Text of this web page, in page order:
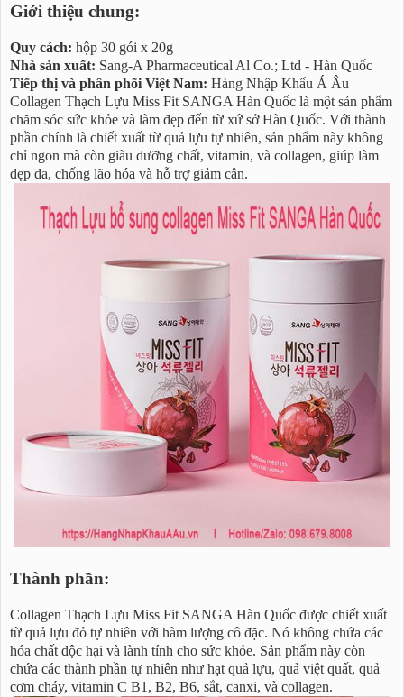
Giới thiệu chung:
Quy cách: hộp 30 gói x 20g
Nhà sản xuất: Sang-A Pharmaceutical Al Co.; Ltd - Hàn Quốc
Tiếp thị và phân phối Việt Nam: Hàng Nhập Khẩu Á Âu
Collagen Thạch Lựu Miss Fit SANGA Hàn Quốc là một sản phẩm
chăm sóc sức khỏe và làm đẹp đến từ xứ sở Hàn Quốc. Với thành
phần chính là chiết xuất từ quả lựu tự nhiên, sản phẩm này không
chỉ ngon mà còn giàu dưỡng chất, vitamin, và collagen, giúp làm
đẹp da, chống lão hóa và hỗ trợ giảm cân.
Thành phần:
Collagen Thạch Lựu Miss Fit SANGA Hàn Quốc được chiết xuất
từ quả lựu đỏ tự nhiên với hàm lượng cô đặc. Nó không chứa các
hóa chất độc hại và lành tính cho sức khỏe. Sản phẩm này còn
chứa các thành phần tự nhiên như hạt quả lựu, quả việt quất, quả
cơm cháy, vitamin C B1, B2, B6, sắt, canxi, và collagen.